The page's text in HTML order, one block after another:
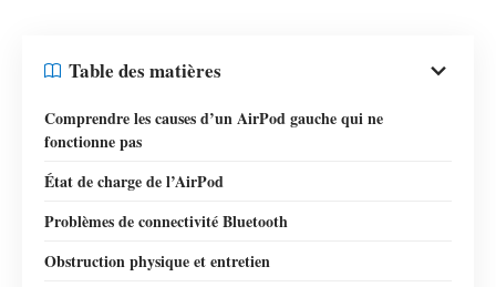
Table des matières
Comprendre les causes d’un AirPod gauche qui ne
fonctionne pas
État de charge de l’AirPod
Problèmes de connectivité Bluetooth
Obstruction physique et entretien